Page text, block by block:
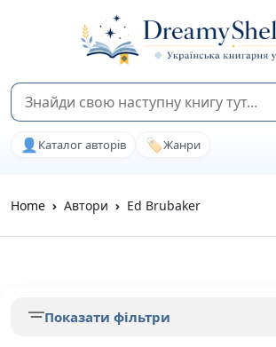
👤 Каталог авторів 🏷️Жанри
Home Автори Ed Brubaker
Показати фільтри